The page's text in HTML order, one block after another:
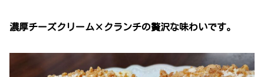
濃厚チーズクリーム×クランチの贅沢な味わいです。